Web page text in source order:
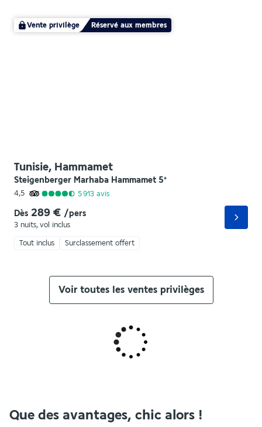
Vente privilège Réservé aux membres
Tunisie, Hammamet
Steigenberger Marhaba Hammamet 5*
4,5
5 913 avis
Dès 289 € /pers
3 nuits, vol inclus
Tout inclus Surclassement offert
Voir toutes les ventes privilèges
Que des avantages, chic alors !